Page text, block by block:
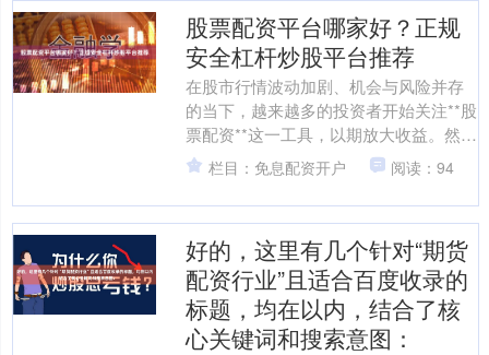
股票配资平台哪家好？正规
安全杠杆炒股平台推荐
在股市行情波动加剧、机会与风险并存
的当下，越来越多的投资者开始关注**股
票配资**这一工具，以期放大收益。然
而，面对网络上琳琅满目的配资平台，
一个核心问题萦绕在....
栏目：免息配资开户 阅读：94
好的，这里有几个针对“期货
配资行业”且适合百度收录的
标题，均在以内，结合了核
心关键词和搜索意图：